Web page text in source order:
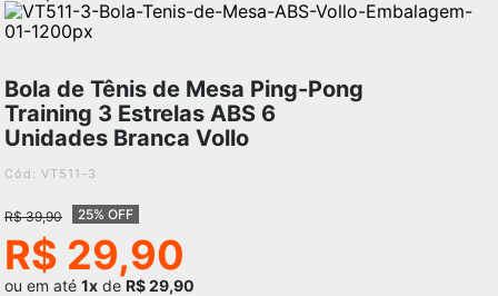
Bola de Tênis de Mesa Ping-Pong
Training 3 Estrelas ABS 6
Unidades Branca Vollo
: VT511-3
R$ 39,90 25% OFF
R$ 29,90
ou em até 1x de R$ 29,90